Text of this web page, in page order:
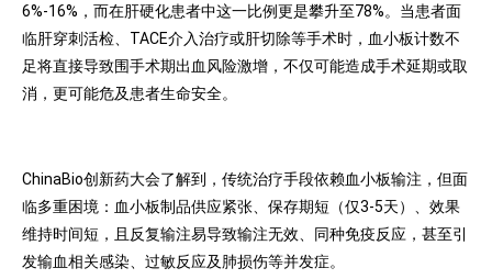
6%-16%，而在肝硬化患者中这一比例更是攀升至78%。当患者面
临肝穿刺活检、TACE介入治疗或肝切除等手术时，血小板计数不
足将直接导致围手术期出血风险激增，不仅可能造成手术延期或取
消，更可能危及患者生命安全。
ChinaBio创新药大会了解到，传统治疗手段依赖血小板输注，但面
临多重困境：血小板制品供应紧张、保存期短（仅3-5天）、效果
维持时间短，且反复输注易导致输注无效、同种免疫反应，甚至引
发输血相关感染、过敏反应及肺损伤等并发症。